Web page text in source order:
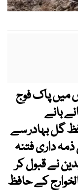
میں پاک فوج
بانے
گل بہادر سے
داری فتنہ
نے قبول کر
کے حافظ